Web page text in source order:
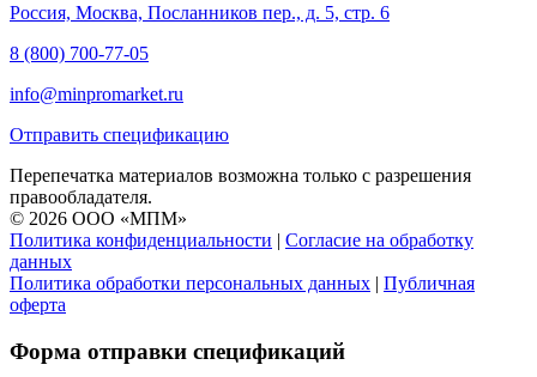
Россия, Москва, Посланников пер., д. 5, стр. 6
8 (800) 700-77-05
info@minpromarket.ru
Отправить спецификацию
Перепечатка материалов возможна только с разрешения
правообладателя.
© 2026 ООО «МПМ»
Политика конфиденциальности | Согласие на обработку
данных
Политика обработки персональных данных | Публичная
оферта
Форма отправки спецификаций